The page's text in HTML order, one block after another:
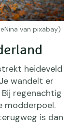
van pixabay)
heideveld
wandelt er
regenachtig
modderpoel.
is dan